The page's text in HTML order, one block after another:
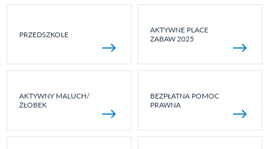
PRZEDSZKOLE
AKTYWNE PLACE
ZABAW 2025
AKTYWNY MALUCH/
ŻŁOBEK
BEZPŁATNA POMOC
PRAWNA